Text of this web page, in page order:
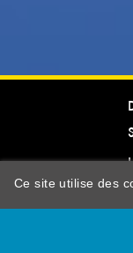
Ce site utilise des